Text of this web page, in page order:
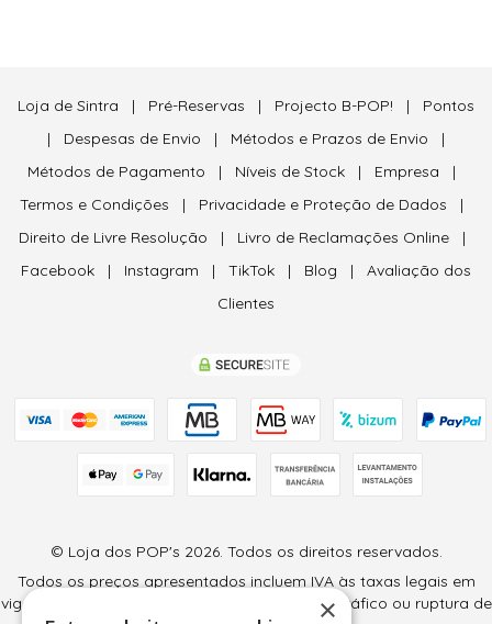
Loja de Sintra | Pré-Reservas | Projecto B-POP! | Pontos
| Despesas de Envio | Métodos e Prazos de Envio |
Métodos de Pagamento | Níveis de Stock | Empresa |
Termos e Condições | Privacidade e Proteção de Dados |
Direito de Livre Resolução | Livro de Reclamações Online|
Facebook | Instagram | TikTok | Blog | Avaliação dos
Clientes
© Loja dos POP's 2026. Todos os direitos reservados.
Todos os preços apresentados incluem IVA às taxas legais em
vigor (6% e 23%) e são válidos salvo erro tipográfico ou ruptura de
×